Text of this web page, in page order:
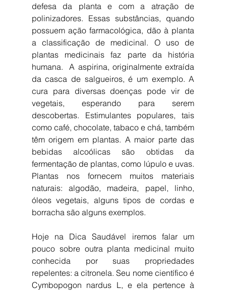
defesa da planta e com a atração de
polinizadores. Essas substâncias, quando
possuem ação farmacológica, dão à planta
a classificação de medicinal. O uso de
plantas medicinais faz parte da história
humana.  A aspirina, originalmente extraída
da casca de salgueiros, é um exemplo. A
cura para diversas doenças pode vir de
vegetais, esperando para serem
descobertas. Estimulantes populares, tais
como café, chocolate, tabaco e chá, também
têm origem em plantas. A maior parte das
bebidas alcoólicas são obtidas da
fermentação de plantas, como lúpulo e uvas.
Plantas nos fornecem muitos materiais
naturais: algodão, madeira, papel, linho,
óleos vegetais, alguns tipos de cordas e
borracha são alguns exemplos.
Hoje na Dica Saudável iremos falar um
pouco sobre outra planta medicinal muito
conhecida por suas propriedades
repelentes: a citronela. Seu nome científico é
Cymbopogon nardus L, e ela pertence à